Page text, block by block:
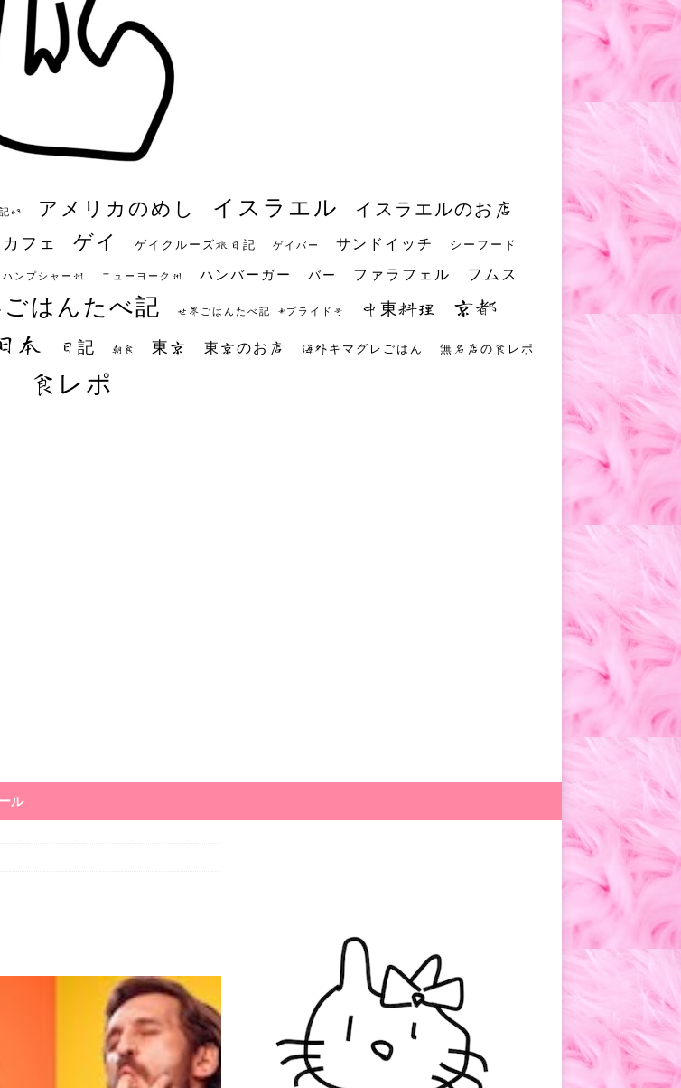
S3 アメリカのめし イスラエル イスラエルのお店
カフェ ゲイ ゲイクルーズ旅日記 ゲイバー サンドイッチ シーフード
ハンプシャー州 ニューヨーク州 ハンバーガー バー ファラフェル フムス
ごはんたべ記 世界ごはんたべ記 #プライド号 中東料理 京都
本 日記 朝食 東京 東京のお店 海外キマグレごはん 無名店の食レポ
食レポ
ル